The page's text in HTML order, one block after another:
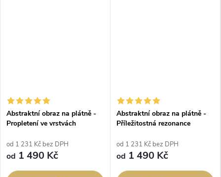
Abstraktní obraz na plátně -
Propletení ve vrstvách
od 1 231 Kč bez DPH
od 1 490 Kč
Abstraktní obraz na plátně -
Příležitostná rezonance
od 1 231 Kč bez DPH
od 1 490 Kč